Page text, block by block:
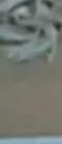
Mon Compte
Suivi de commande
Panier
Afficher les prix en :